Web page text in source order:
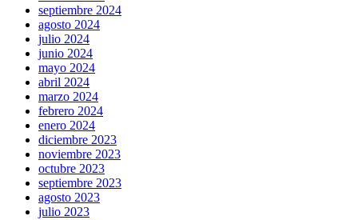
septiembre 2024
agosto 2024
julio 2024
junio 2024
mayo 2024
abril 2024
marzo 2024
febrero 2024
enero 2024
diciembre 2023
noviembre 2023
octubre 2023
septiembre 2023
agosto 2023
julio 2023